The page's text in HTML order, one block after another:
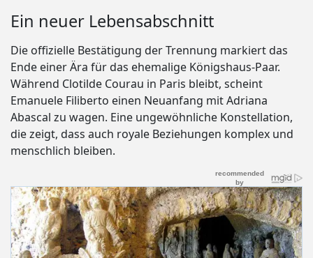
Ein neuer Lebensabschnitt
Die offizielle Bestätigung der Trennung markiert das
Ende einer Ära für das ehemalige Königshaus-Paar.
Während Clotilde Courau in Paris bleibt, scheint
Emanuele Filiberto einen Neuanfang mit Adriana
Abascal zu wagen. Eine ungewöhnliche Konstellation,
die zeigt, dass auch royale Beziehungen komplex und
menschlich bleiben.